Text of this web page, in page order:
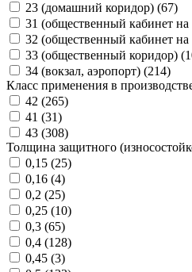
23 (домашний коридор) (67)
31 (общественный кабинет на
32 (общественный кабинет
33 (общественный коридор) (
34 (вокзал, аэропорт) (214)
Класс применения в
42 (265)
41 (31)
43 (308)
Толщина защитного
0,15 (25)
0,16 (4)
0,2 (25)
0,25 (10)
0,3 (65)
0,4 (128)
0,45 (3)